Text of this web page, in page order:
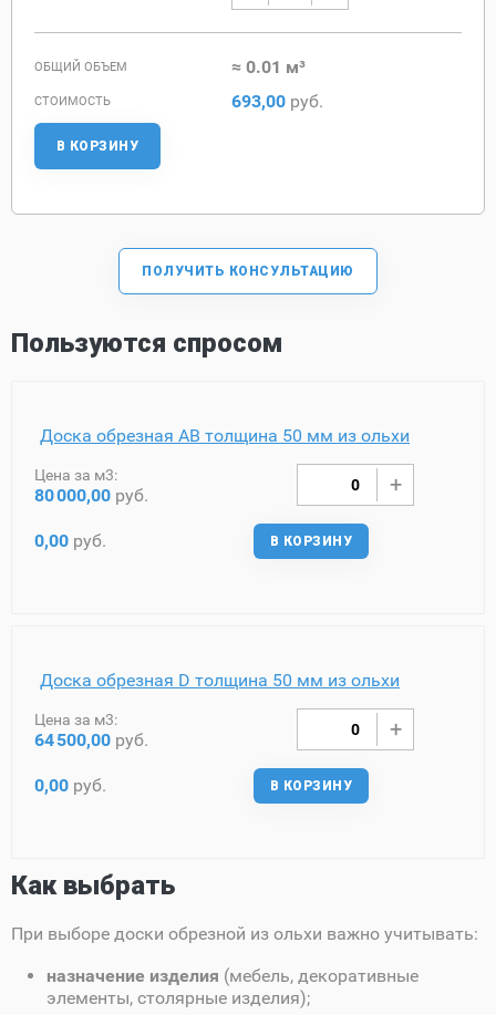
ОБЩИЙ ОБЪЕМ ≈ 0.01 м³
СТОИМОСТЬ 693,00 руб.
В КОРЗИНУ
ПОЛУЧИТЬ КОНСУЛЬТАЦИЮ
Пользуются спросом
Доска обрезная AB толщина 50 мм из ольхи
Цена за м3:
80000,00 руб.
0,00 руб. В КОРЗИНУ
Доска обрезная D толщина 50 мм из ольхи
Цена за м3:
64500,00 руб.
0,00 руб. В КОРЗИНУ
Как выбрать
При выборе доски обрезной из ольхи важно учитывать:
назначение изделия (мебель, декоративные
элементы, столярные изделия);